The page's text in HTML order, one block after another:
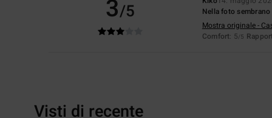
3/5
Nella foto
Mostra originale -
Comfort: 5/5
Visti di recente